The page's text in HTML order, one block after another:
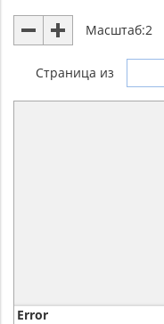
Масштаб:2
Страница из
Error